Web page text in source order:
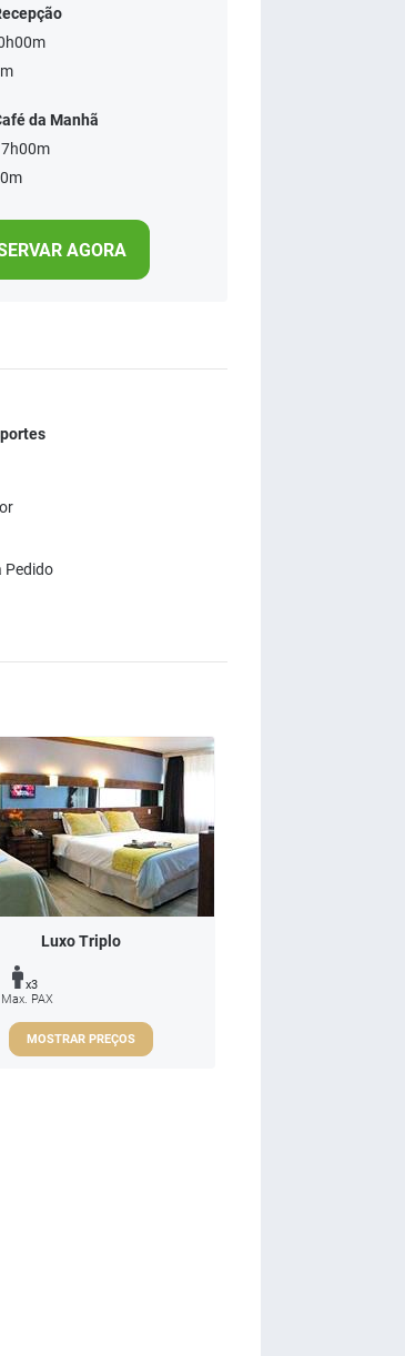
da Manhã
AGORA
Pedido
Luxo Triplo
x3
Max. PAX
MOSTRAR PREÇOS